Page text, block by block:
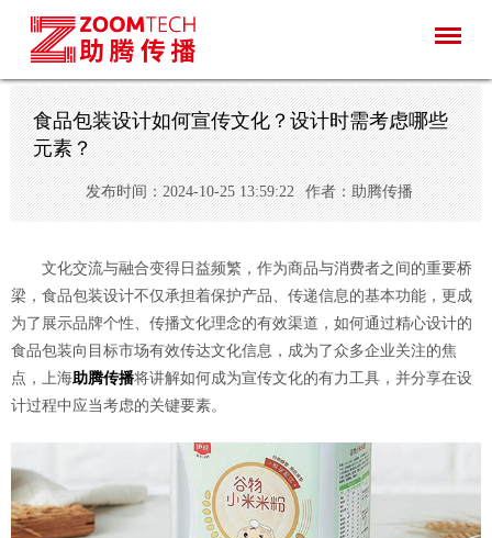
食品包装设计如何宣传文化？设计时需考虑哪些
元素？
发布时间：2024-10-25 13:59:22 作者：助腾传播
文化交流与融合变得日益频繁，作为商品与消费者之间的重要桥
梁，食品包装设计不仅承担着保护产品、传递信息的基本功能，更成
为了展示品牌个性、传播文化理念的有效渠道，如何通过精心设计的
食品包装向目标市场有效传达文化信息，成为了众多企业关注的焦
点，上海助腾传播将讲解如何成为宣传文化的有力工具，并分享在设
计过程中应当考虑的关键要素。